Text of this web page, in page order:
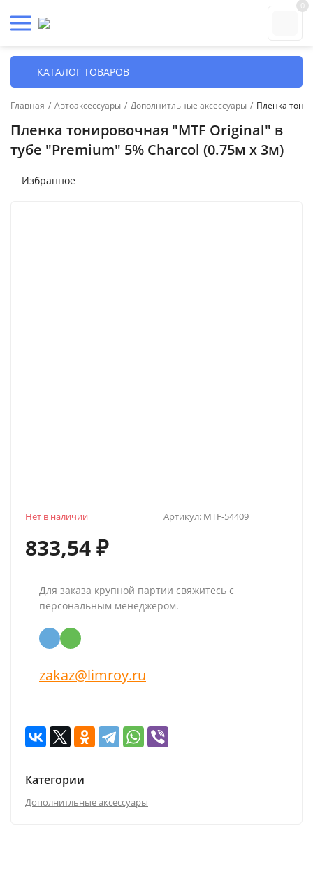
0
КАТАЛОГ ТОВАРОВ
Главная / Автоаксессуары / Дополнитльные аксессуары / Пленка
Пленка тонировочная "MTF Original" в
тубе "Premium" 5% Сharcol (0.75м х 3м)
Избранное
Артикул: MTF-54409
Нет в наличии
833,54 ₽
Для заказа крупной партии свяжитесь с
персональным менеджером.
zakaz@limroy.ru
Категории
Дополнитльные аксессуары